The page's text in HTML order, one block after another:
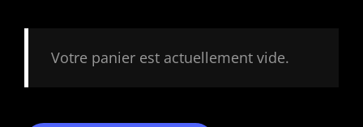
Votre panier est actuellement vide.